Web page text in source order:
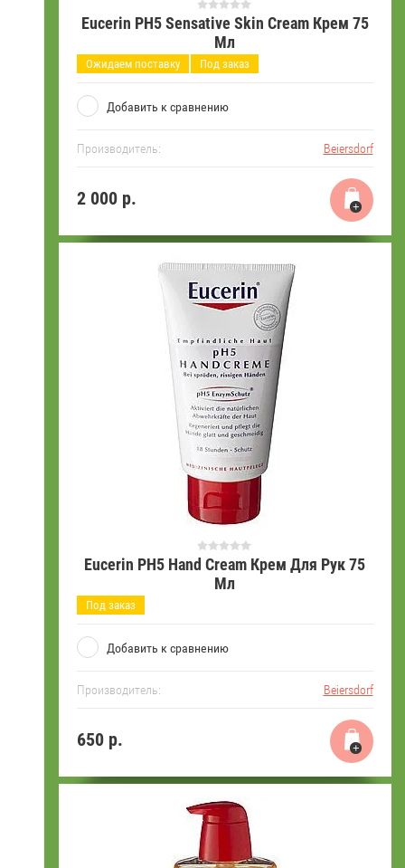
Eucerin PH5 Sensative Skin Cream Крем 75
Мл
Ожидаем поставку Под заказ
Добавить к сравнению
Производитель: Beiersdorf
2 000р.
Eucerin PH5 Hand Cream Крем Для Рук 75
Мл
Под заказ
Добавить к сравнению
Производитель: Beiersdorf
650р.